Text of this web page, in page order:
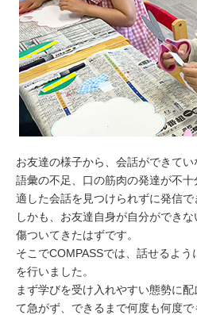
お友達の様子から、会話ができて
語彙の不足、口の筋肉の発達が不
適した会話を見つけられずに発信で
しかも、お友達自身が自分ができな
傷ついてきたはずです。
そこでCOMPASSでは、話せるよ
を行いました。
まず学びを受け入れやすい態勢に
て急がず、できるまで何度も何度で